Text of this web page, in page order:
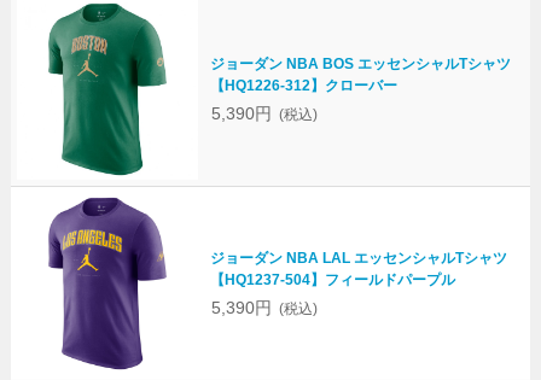
ジョーダン NBA BOS エッセンシャルTシャツ
【HQ1226-312】クローバー
5,390円 (税込)
ジョーダン NBA LAL エッセンシャルTシャツ
【HQ1237-504】フィールドパープル
5,390円 (税込)